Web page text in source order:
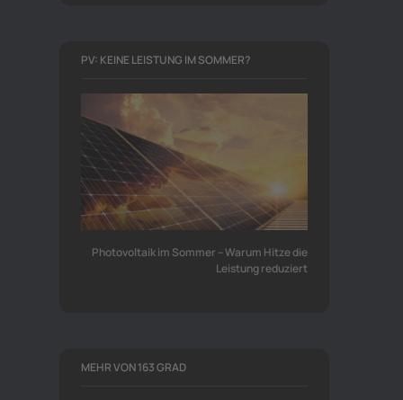
PV: KEINE LEISTUNG IM SOMMER?
Photovoltaik im Sommer – Warum Hitze die
Leistung reduziert
MEHR VON 163 GRAD